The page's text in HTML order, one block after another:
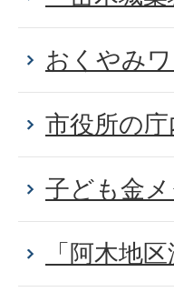
おくやみ
市役所の
子ども金
「阿木地